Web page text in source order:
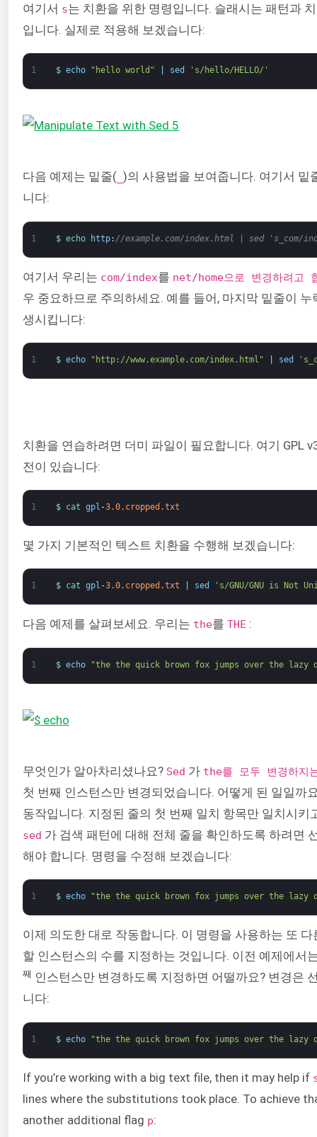
여기서 s는 치환을 위한 명령입니다. 슬래시는 패턴과
입니다. 실제로 적용해 보겠습니다:
1 $ echo "hello world" sed 's/hello/HELLO/'
다음 예제는 밑줄( )의 사용법을 보여줍니다. 여기서 밑
니다:
1 $ echo http: //example.com/index.html | sed 's_com/
여기서 우리는 com/index를 net/home으로 변경하려고
우 중요하므로 주의하세요. 예를 들어, 마지막 밑줄이
생시킵니다:
1 $ echo "http://www.example.com/index.html" sed
치환을 연습하려면 더미 파일이 필요합니다. 여기 GPL
전이 있습니다:
1 $ cat gpl -3.0.cropped.txt
몇 가지 기본적인 텍스트 치환을 수행해 보겠습니다:
1 $ cat gpl -3.0.cropped.txt sed 's/GNU/GNU is Not
다음 예제를 살펴보세요. 우리는 the를 THE :
1 $ echo "the the quick brown fox jumps over the lazy
무엇인가 알아차리셨나요? Sed 가 the를 모두 변경하지
첫 번째 인스턴스만 변경되었습니다. 어떻게 된 일일까
동작입니다. 지정된 줄의 첫 번째 일치 항목만 일치시키
sed 가 검색 패턴에 대해 전체 줄을 확인하도록 하려면
해야 합니다. 명령을 수정해 보겠습니다:
1 $ echo "the the quick brown fox jumps over the lazy
이제 의도한 대로 작동합니다. 이 명령을 사용하는 또
할 인스턴스의 수를 지정하는 것입니다. 이전 예제에서
째 인스턴스만 변경하도록 지정하면 어떨까요? 변경은
니다:
1 $ echo "the the quick brown fox jumps over the lazy
If you’re working with a big text file, then it may help if
lines where the substitutions took place. To achieve
another additional flag p: